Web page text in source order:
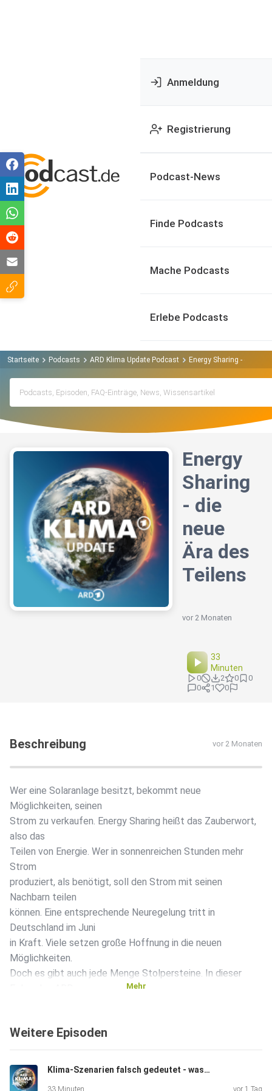
Anmeldung
Registrierung
Podcast-News
Finde Podcasts
Mache Podcasts
Erlebe Podcasts
Startseite Podcasts ARD Klima Update Podcast Energy Sharing - die
Energy
Sharing
- die
neue
Ära des
Teilens
vor 2 Monaten
33
Minuten
0 2 0
0
0
1 0
Beschreibung vor 2 Monaten
Wer eine Solaranlage besitzt, bekommt neue
Möglichkeiten, seinen
Strom zu verkaufen. Energy Sharing heißt das Zauberwort,
also das
Teilen von Energie. Wer in sonnenreichen Stunden mehr
Strom
produziert, als benötigt, soll den Strom mit seinen
Nachbarn teilen
können. Eine entsprechende Neuregelung tritt in
Deutschland im Juni
in Kraft. Viele setzen große Hoffnung in die neuen
Möglichkeiten.
Doch es gibt auch jede Menge Stolpersteine. In dieser
baden-württembergischen Ladenburg, wie Energy Sharing
und wo die Probleme liegen. Kann Energy Sharing zum
Gamechanger bei
Mehr
Weitere Episoden
Klima-Szenarien falsch gedeutet - was hilft gegen Desinformation?
33 Minuten vor 1 Tag